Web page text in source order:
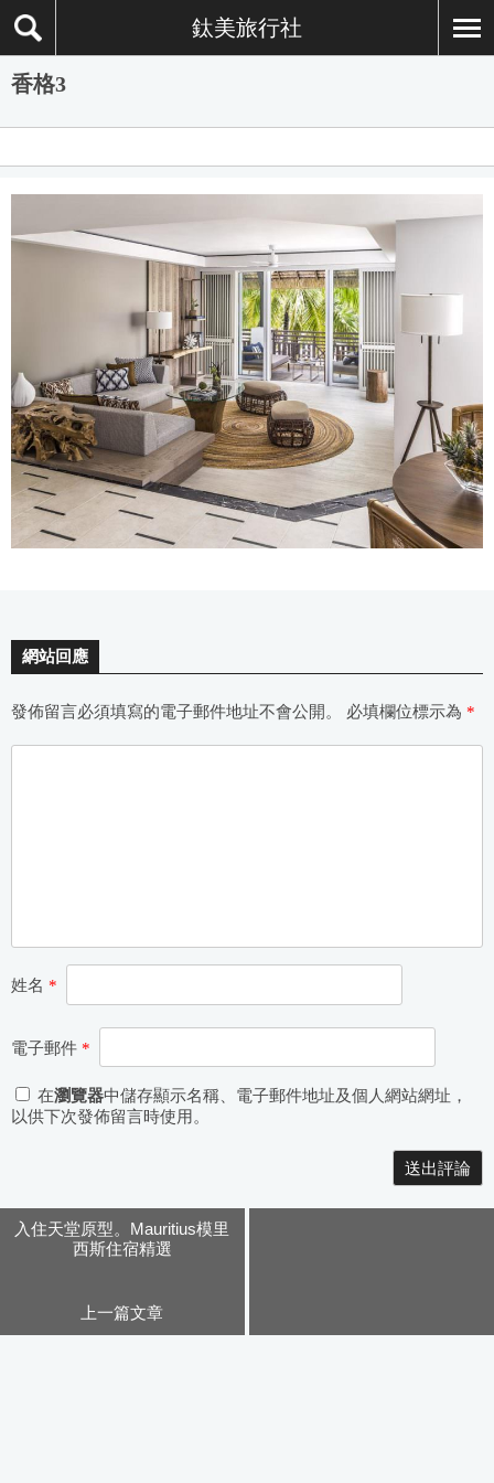
鈦美旅行社
香格3
網站回應
發佈留言必須填寫的電子郵件地址不會公開。 必填欄位標示為 *
姓名 *
電子郵件 *
在瀏覽器中儲存顯示名稱、電子郵件地址及個人網站網址，
以供下次發佈留言時使用。
入住天堂原型。Mauritius模里
西斯住宿精選
上一篇文章